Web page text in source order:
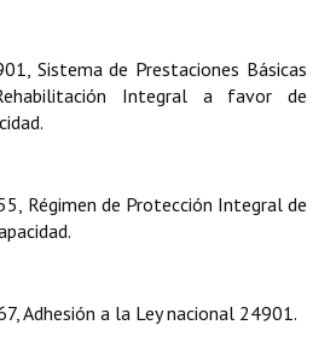
Sistema de Prestaciones Básicas
Integral a favor de
Régimen de Protección Integral de
Adhesión a la Ley nacional 24901.